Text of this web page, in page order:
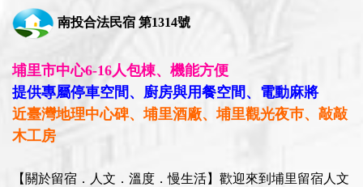
南投合法民宿 第1314號
埔里市中心6-16人包棟、機能方便
提供專屬停車空間、廚房與用餐空間、電動麻將
近臺灣地理中心碑、埔里酒廠、埔里觀光夜巿、敲敲
木工房
【關於留宿．人文．溫度．慢生活】歡迎來到埔里留宿人文